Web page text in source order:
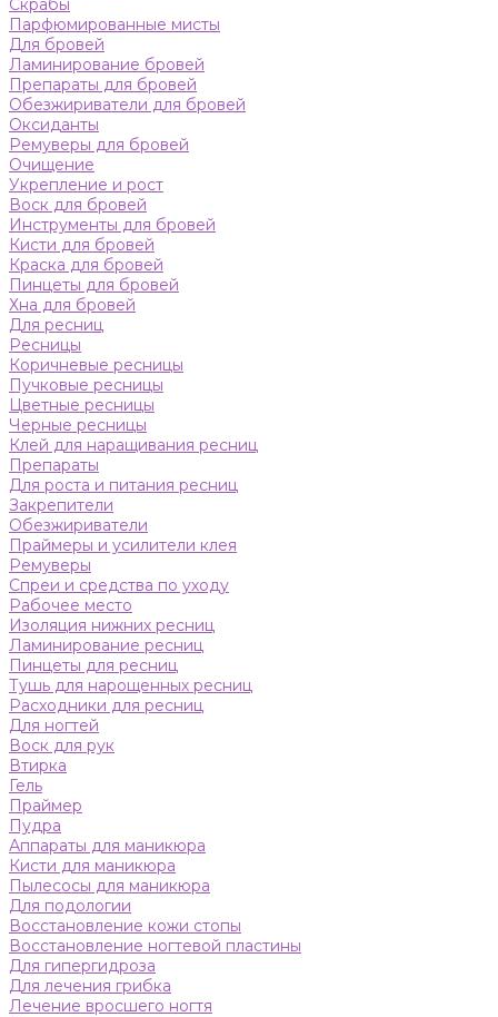
Скрабы
Парфюмированные мисты
Для бровей
Ламинирование бровей
Препараты для бровей
Обезжириватели для бровей
Оксиданты
Ремуверы для бровей
Очищение
Укрепление и рост
Воск для бровей
Инструменты для бровей
Кисти для бровей
Краска для бровей
Пинцеты для бровей
Хна для бровей
Для ресниц
Ресницы
Коричневые ресницы
Пучковые ресницы
Цветные ресницы
Черные ресницы
Клей для наращивания ресниц
Препараты
Для роста и питания ресниц
Закрепители
Обезжириватели
Праймеры и усилители клея
Ремуверы
Спреи и средства по уходу
Рабочее место
Изоляция нижних ресниц
Ламинирование ресниц
Пинцеты для ресниц
Тушь для нарощенных ресниц
Расходники для ресниц
Для ногтей
Воск для рук
Втирка
Гель
Праймер
Пудра
Аппараты для маникюра
Кисти для маникюра
Пылесосы для маникюра
Для подологии
Восстановление кожи стопы
Восстановление ногтевой пластины
Для гипергидроза
Для лечения грибка
Лечение вросшего ногтя